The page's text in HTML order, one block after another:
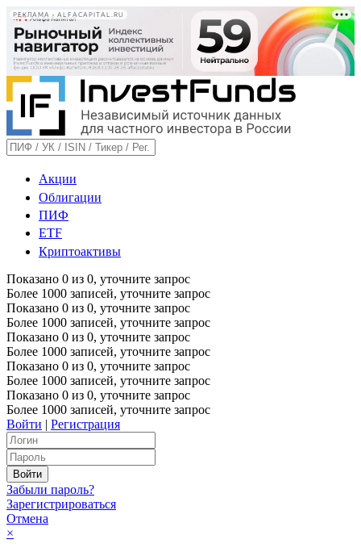
РЕКЛАМА • ALFACAPITAL.RU
Акции
Облигации
ПИФ
ETF
Криптоактивы
Показано 0 из 0, уточните запрос
Более 1000 записей, уточните запрос
Показано 0 из 0, уточните запрос
Более 1000 записей, уточните запрос
Показано 0 из 0, уточните запрос
Более 1000 записей, уточните запрос
Показано 0 из 0, уточните запрос
Более 1000 записей, уточните запрос
Показано 0 из 0, уточните запрос
Более 1000 записей, уточните запрос
Войти | Регистрация
Забыли пароль?
Зарегистрироваться
Отмена
×